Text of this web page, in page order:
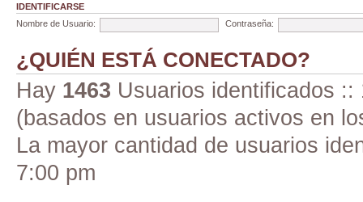
IDENTIFICARSE
Nombre de Usuario:
Contraseña:
¿QUIÉN ESTÁ CONECTADO?
Hay 1463 Usuarios identificados
(basados en usuarios activos en
La mayor cantidad de usuarios
7:00 pm